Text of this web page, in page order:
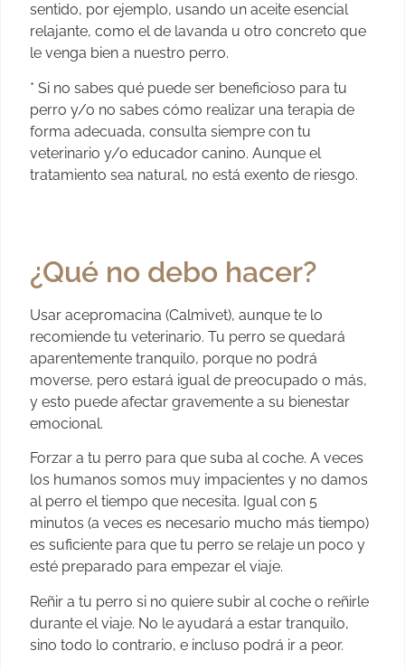
sentido, por ejemplo, usando un aceite esencial
relajante, como el de lavanda u otro concreto que
le venga bien a nuestro perro.
* Si no sabes qué puede ser beneficioso para tu
perro y/o no sabes cómo realizar una terapia de
forma adecuada, consulta siempre con tu
veterinario y/o educador canino. Aunque el
tratamiento sea natural, no está exento de riesgo.
¿Qué no debo hacer?
Usar acepromacina (Calmivet), aunque te lo
recomiende tu veterinario. Tu perro se quedará
aparentemente tranquilo, porque no podrá
moverse, pero estará igual de preocupado o más,
y esto puede afectar gravemente a su bienestar
emocional.
Forzar a tu perro para que suba al coche. A veces
los humanos somos muy impacientes y no damos
al perro el tiempo que necesita. Igual con 5
minutos (a veces es necesario mucho más tiempo)
es suficiente para que tu perro se relaje un poco y
esté preparado para empezar el viaje.
Reñir a tu perro si no quiere subir al coche o reñirle
durante el viaje. No le ayudará a estar tranquilo,
sino todo lo contrario, e incluso podrá ir a peor.